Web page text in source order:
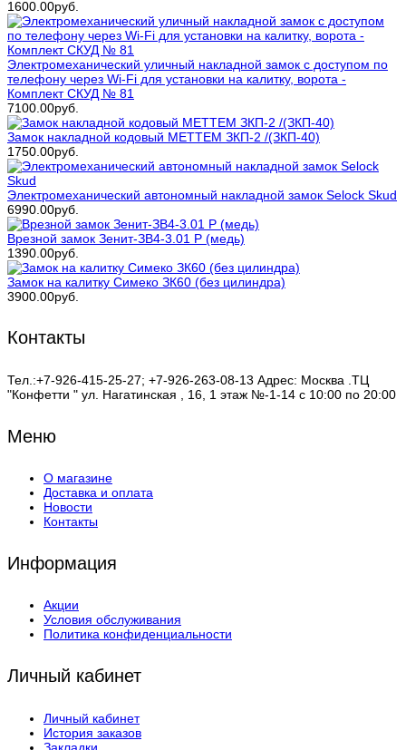
1600.00руб.
Электромеханический уличный накладной замок с доступом по
телефону через Wi-Fi для установки на калитку, ворота -
Комплект СКУД № 81
7100.00руб.
Замок накладной кодовый МЕТТЕМ ЗКП-2 /(ЗКП-40)
1750.00руб.
Электромеханический автономный накладной замок Selock Skud
6990.00руб.
Врезной замок Зенит-ЗВ4-3.01 Р (медь)
1390.00руб.
Замок на калитку Симеко ЗК60 (без цилиндра)
3900.00руб.
Контакты
Тел.:+7-926-415-25-27; +7-926-263-08-13 Адрес: Москва .ТЦ
"Конфетти " ул. Нагатинская , 16, 1 этаж №-1-14 с 10:00 по 20:00
Меню
О магазине
Доставка и оплата
Новости
Контакты
Информация
Акции
Условия обслуживания
Политика конфиденциальности
Личный кабинет
Личный кабинет
История заказов
Закладки